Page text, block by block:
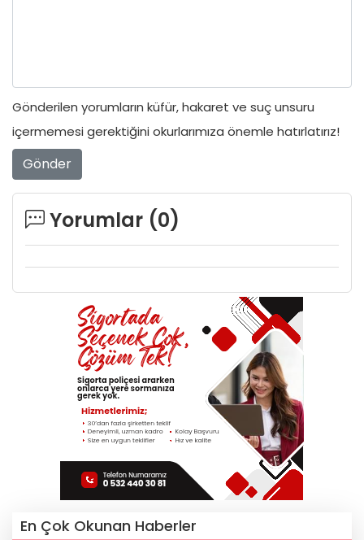
Gönderilen yorumların küfür, hakaret ve suç unsuru
içermemesi gerektiğini okurlarımıza önemle hatırlatırız!
Gönder
Yorumlar (0)
En Çok Okunan Haberler